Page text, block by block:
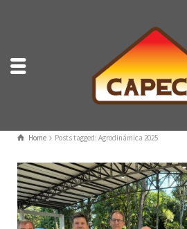
Home Posts tagged: Agrodinámica 2025